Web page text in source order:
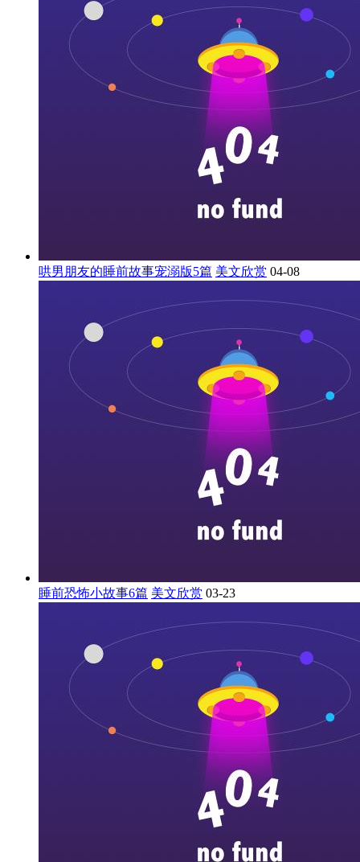
哄男朋友的睡前故事宠溺版5篇 美文欣赏 04-08
睡前恐怖小故事6篇 美文欣赏 03-23